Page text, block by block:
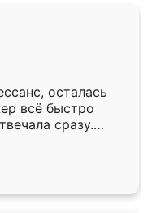
разнообразный.
потребуется из
здесь.
осталась
всё быстро
сразу.
подошёл к
Собрали
даже